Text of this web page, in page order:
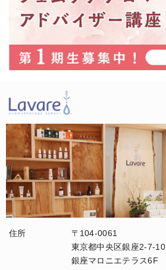
住所
〒104-0061
東京都中央区銀座2-7-10
銀座マロニエテラス6F